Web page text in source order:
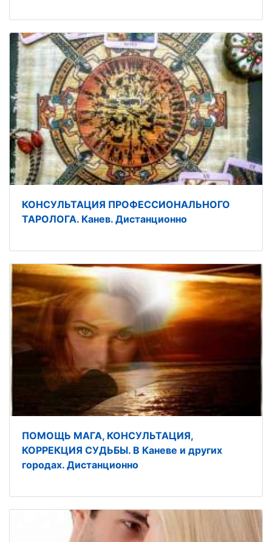
КОНСУЛЬТАЦИЯ ПРОФЕССИОНАЛЬНОГО
ТАРОЛОГА. Канев. Дистанционно
ПОМОЩЬ МАГА, КОНСУЛЬТАЦИЯ,
КОРРЕКЦИЯ СУДЬБЫ. В Каневе и других
городах. Дистанционно